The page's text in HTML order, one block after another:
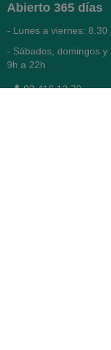
Abierto 365 días
- Lunes a viernes: 8.30
- Sábados, domingos y
9h a 22h
93 416 12 70